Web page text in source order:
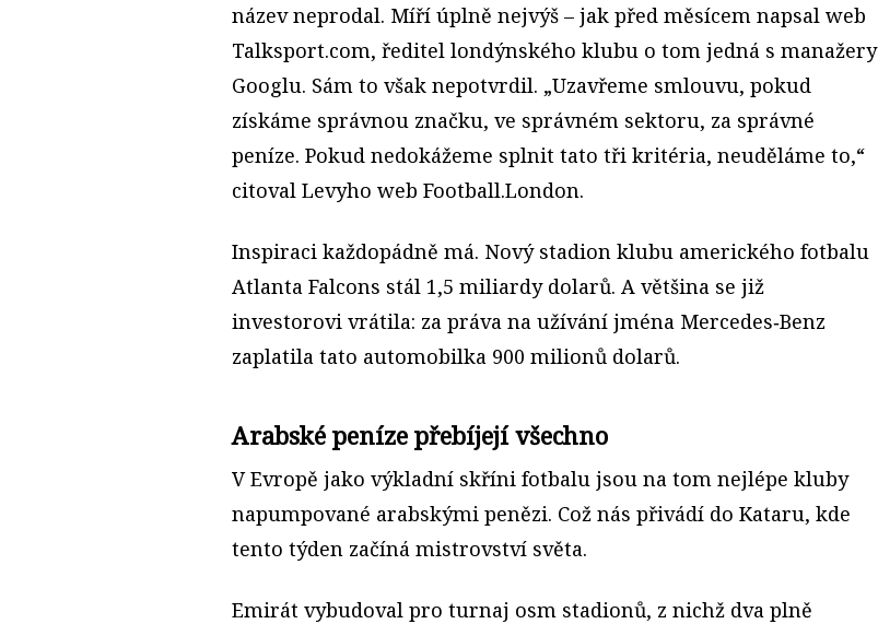
název neprodal. Míří úplně nejvýš – jak před měsícem napsal web
Talksport.com, ředitel londýnského klubu o tom jedná s manažery
Googlu. Sám to však nepotvrdil. „Uzavřeme smlouvu, pokud
získáme správnou značku, ve správném sektoru, za správné
peníze. Pokud nedokážeme splnit tato tři kritéria, neuděláme to,“
citoval Levyho web Football.London.
Inspiraci každopádně má. Nový stadion klubu amerického fotbalu
Atlan­ta Falcons stál 1,5 miliardy dolarů. A většina se již
investorovi vrátila: za práva na užívání jména Merce­des‑Benz
zaplatila tato automobilka 900 milionů dolarů.
Arabské peníze přebíjejí všechno
V Evropě jako výkladní skříni fotbalu jsou na tom nejlépe kluby
napumpované arabskými penězi. Což nás přivádí do Kataru, kde
tento týden začíná mistrovství světa.
Emirát vybudoval pro turnaj osm stadionů, z nichž dva plně